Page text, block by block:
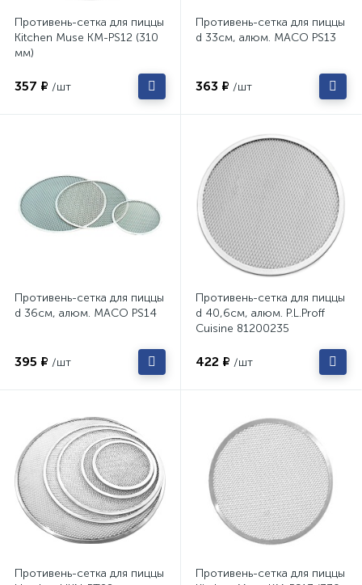
Противень-сетка для пиццы
Kitchen Muse KM-PS12 (310
мм)
357 ₽ /шт
Противень-сетка для пиццы
d 33см, алюм. MACO PS13
363 ₽ /шт
Противень-сетка для пиццы
d 36см, алюм. MACO PS14
395 ₽ /шт
Противень-сетка для пиццы
d 40,6см, алюм. P.L.Proff
Cuisine 81200235
422 ₽ /шт
Противень-сетка для пиццы
Противень-сетка для пиццы